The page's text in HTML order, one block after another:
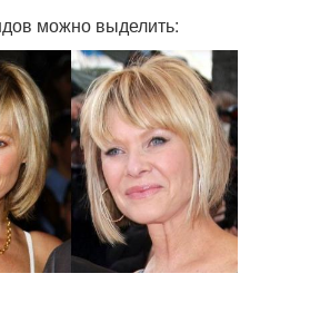
можно выделить: